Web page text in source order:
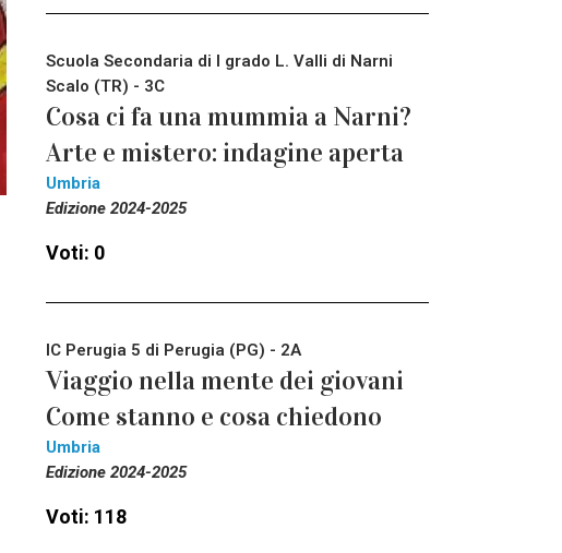
Scuola Secondaria di I grado L. Valli di Narni
Scalo (TR) - 3C
Cosa ci fa una mummia a Narni?
Arte e mistero: indagine aperta
Umbria
Edizione 2024-2025
Voti: 0
IC Perugia 5 di Perugia (PG) - 2A
Viaggio nella mente dei giovani
Come stanno e cosa chiedono
Umbria
Edizione 2024-2025
Voti: 118